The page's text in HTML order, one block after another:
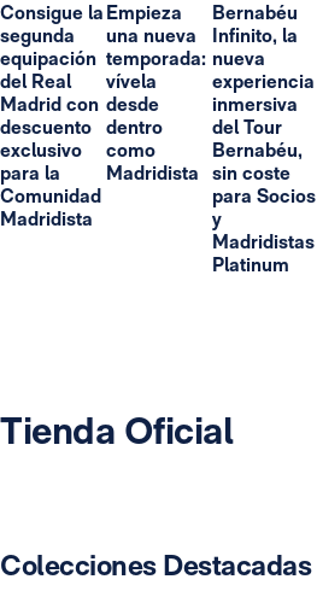
Consigue la
segunda
equipación
del Real
Madrid con
descuento
exclusivo
para la
Comunidad
Madridista
Empieza
una nueva
temporada:
vívela
desde
dentro
como
Madridista
Bernabéu
Infinito, la
nueva
experiencia
inmersiva
del Tour
Bernabéu,
sin coste
para Socios
y
Madridistas
Platinum
Tienda Oficial
Colecciones Destacadas